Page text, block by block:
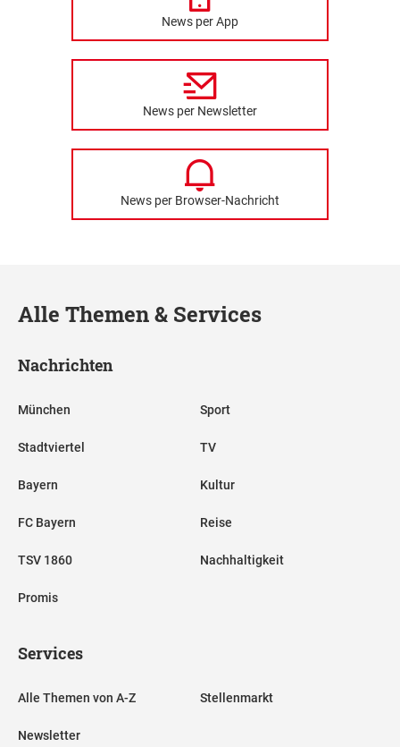
News per App
News per Newsletter
News per Browser-Nachricht
Alle Themen & Services
Nachrichten
München
Stadtviertel
Bayern
FC Bayern
TSV 1860
Promis
Sport
TV
Kultur
Reise
Nachhaltigkeit
Services
Alle Themen von A-Z
Newsletter
Stellenmarkt